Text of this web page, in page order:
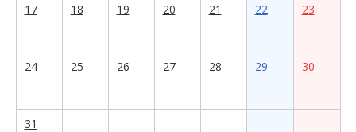
17
18 19 20 21 22 23
24 25 26 27 28 29 30
31